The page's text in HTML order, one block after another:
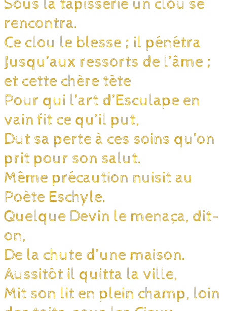
Sous la tapisserie un clou se
rencontra.
Ce clou le blesse ; il pénétra
Jusqu’aux ressorts de l’âme ;
et cette chère tête
Pour qui l’art d’Esculape en
vain fit ce qu’il put,
Dut sa perte à ces soins qu’on
prit pour son salut.
Même précaution nuisit au
Poète Eschyle.
Quelque Devin le menaça, dit-
on,
De la chute d’une maison.
Aussitôt il quitta la ville,
Mit son lit en plein champ, loin